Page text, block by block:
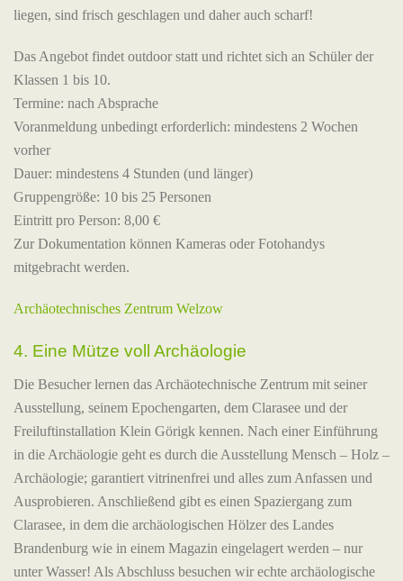
liegen, sind frisch geschlagen und daher auch scharf!
Das Angebot findet outdoor statt und richtet sich an Schüler der
Klassen 1 bis 10.
Termine: nach Absprache
Voranmeldung unbedingt erforderlich: mindestens 2 Wochen
vorher
Dauer: mindestens 4 Stunden (und länger)
Gruppengröße: 10 bis 25 Personen
Eintritt pro Person: 8,00 €
Zur Dokumentation können Kameras oder Fotohandys
mitgebracht werden.
Archäotechnisches Zentrum Welzow
4. Eine Mütze voll Archäologie
Die Besucher lernen das Archäotechnische Zentrum mit seiner
Ausstellung, seinem Epochengarten, dem Clarasee und der
Freiluftinstallation Klein Görigk kennen. Nach einer Einführung
in die Archäologie geht es durch die Ausstellung Mensch – Holz –
Archäologie; garantiert vitrinenfrei und alles zum Anfassen und
Ausprobieren. Anschließend gibt es einen Spaziergang zum
Clarasee, in dem die archäologischen Hölzer des Landes
Brandenburg wie in einem Magazin eingelagert werden – nur
unter Wasser! Als Abschluss besuchen wir echte archäologische